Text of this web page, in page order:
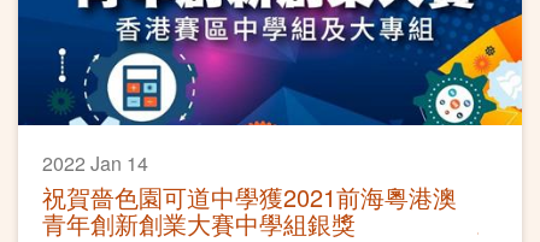
2022 Jan 14
祝賀嗇色園可道中學獲2021前海粵港澳
青年創新創業大賽中學組銀獎